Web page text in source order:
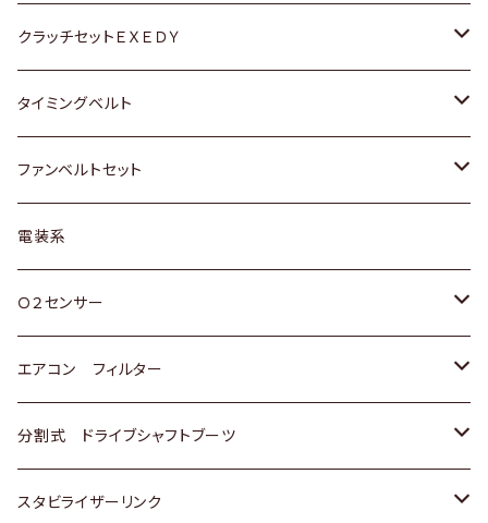
マツダ
三菱
スバル
日野
アストロ（シボレー）
クライスラー
日産
ダイハツ
マツダ
三菱
スバル
日産
ホンダ
マツダ
ホンダ
スズキ
ダイハツ
マツダ
三菱
スバル
クラッチセットＥＸＥＤＹ
ホンダ
スズキ
日産
ダイハツ
マツダ
三菱
スバル
タイミングベルト
トヨタ
スズキ
ダイハツ
三菱
スバル
ファンベルトセット
トヨタ
ホンダ
スズキ
日産
いすゞ
電装系
Ｏ２センサー
トヨタ
ホンダ
スズキ
エアコン フィルター
トヨタ
ホンダ
分割式 ドライブシャフトブーツ
トヨタ
スタビライザーリンク